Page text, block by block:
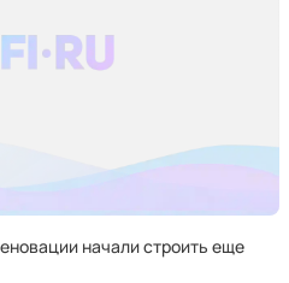
начали строить еще